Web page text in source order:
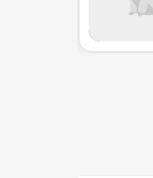
などなど、楽しいイ
UFOを信じている人